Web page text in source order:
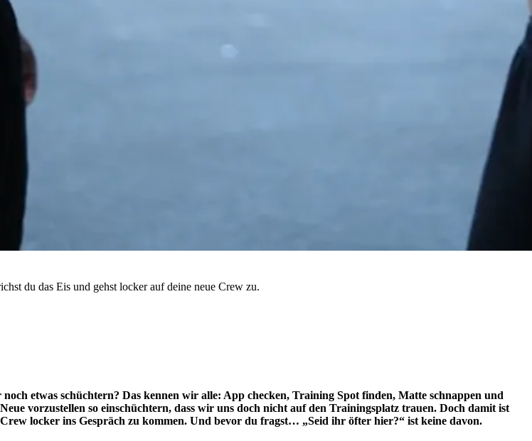
du das Eis und gehst locker auf deine neue Crew zu.
etwas schüchtern? Das kennen wir alle: App checken, Training Spot finden, Matte schnappen und
vorzustellen so einschüchtern, dass wir uns doch nicht auf den Trainingsplatz trauen. Doch damit ist
locker ins Gespräch zu kommen. Und bevor du fragst… „Seid ihr öfter hier?“ ist keine davon.